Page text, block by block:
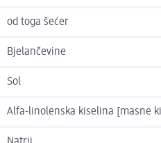
od toga šećer
Bjelančevine
Sol
Alfa-linolenska kiselina [masne